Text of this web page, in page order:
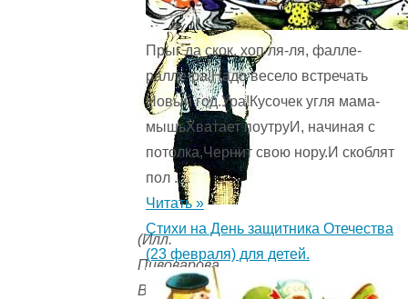
(Илл.
Пивоварова
В.)
Прыг да скок, хоп ля-ля, фалле-
ралле-ра!Надо весело встречать
Новый год.Ура!Кусочек угля мама-
мышьХватает поутруИ, начиная с
потолка,Чернит свою нору.И скоблят
пол ...
Читать »
Стихи на День защитника Отечества
(23 февраля) для детей.